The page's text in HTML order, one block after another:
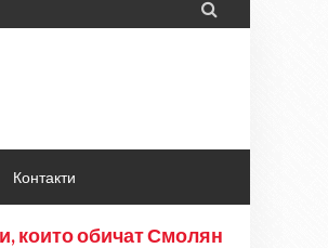

Контакти
които обичат Смолян